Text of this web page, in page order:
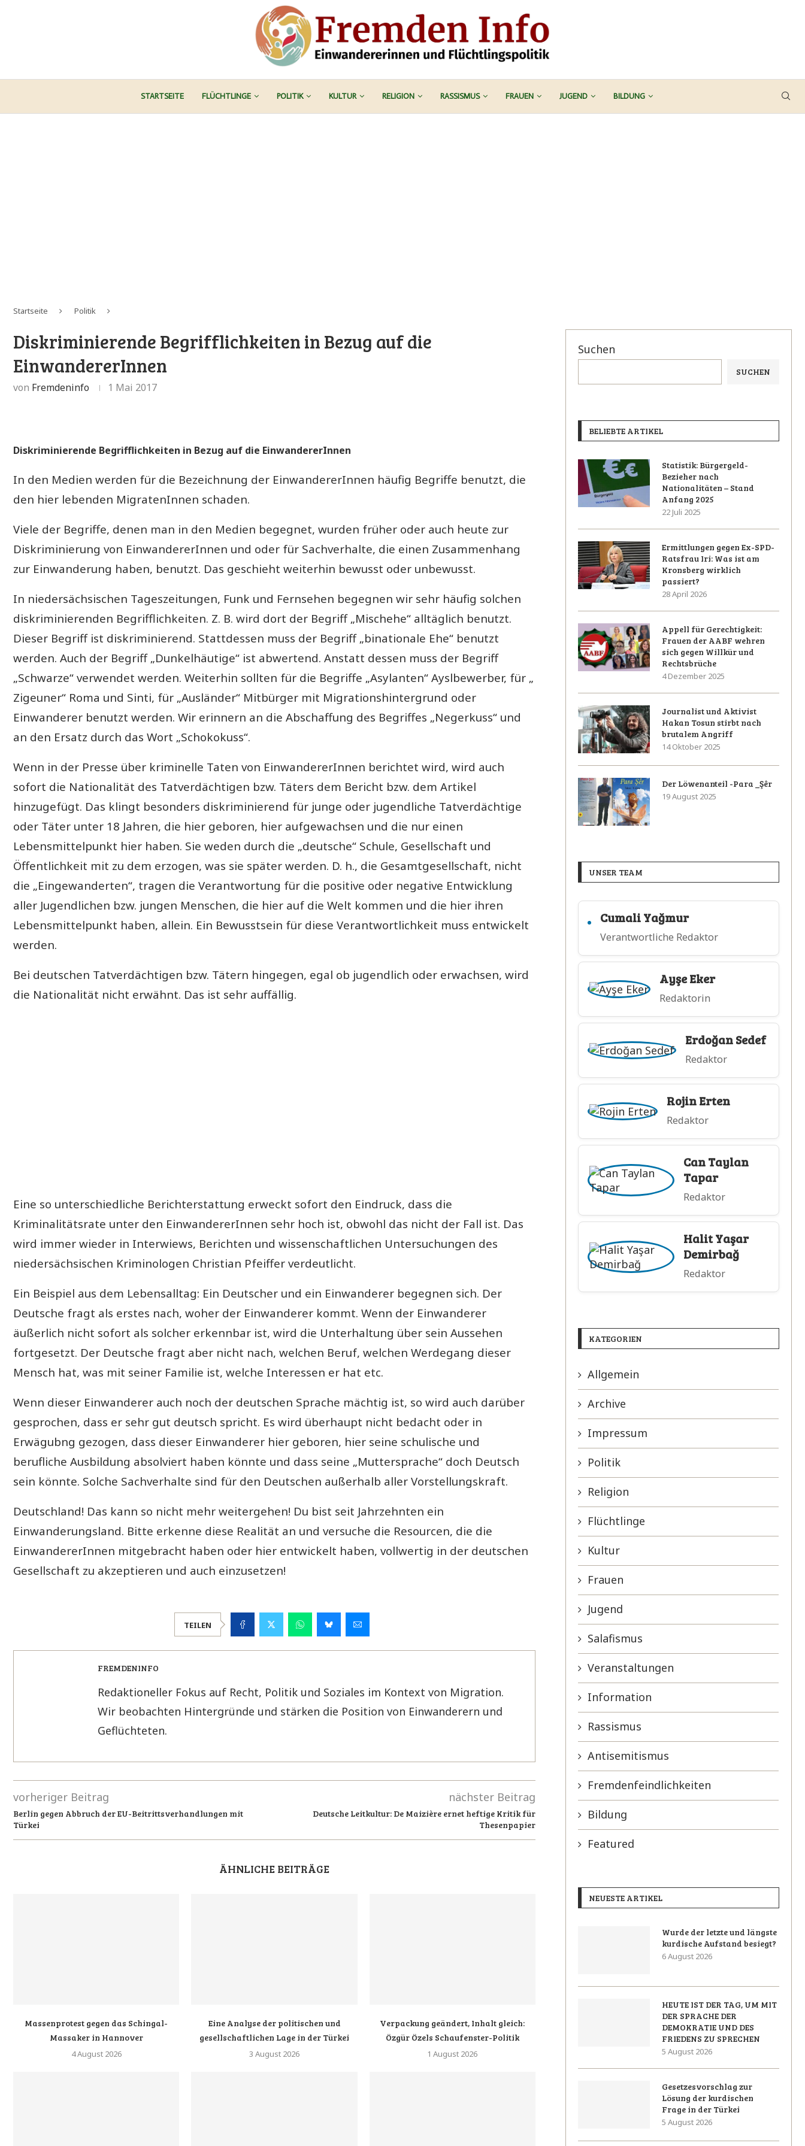
STARTSEITE FLÜCHTLINGE POLITIK KULTUR RELIGION RASSISMUS FRAUEN JUGEND BILDUNG
Startseite Politik
Diskriminierende Begrifflichkeiten in Bezug auf die
EinwandererInnen
von Fremdeninfo 1 Mai 2017
Diskriminierende Begrifflichkeiten in Bezug auf die EinwandererInnen
In den Medien werden für die Bezeichnung der EinwandererInnen häufig Begriffe benutzt, die
den hier lebenden MigratenInnen schaden.
Viele der Begriffe, denen man in den Medien begegnet, wurden früher oder auch heute zur
Diskriminierung von EinwandererInnen und oder für Sachverhalte, die einen Zusammenhang
zur Einwanderung haben, benutzt. Das geschieht weiterhin bewusst oder unbewusst.
In niedersächsischen Tageszeitungen, Funk und Fernsehen begegnen wir sehr häufig solchen
diskriminierenden Begrifflichkeiten. Z. B. wird dort der Begriff „Mischehe“ alltäglich benutzt.
Dieser Begriff ist diskriminierend. Stattdessen muss der Begriff „binationale Ehe“ benutzt
werden. Auch der Begriff „Dunkelhäutige“ ist abwertend. Anstatt dessen muss der Begriff
„Schwarze“ verwendet werden. Weiterhin sollten für die Begriffe „Asylanten“ Ayslbewerber, für „
Zigeuner“ Roma und Sinti, für „Ausländer“ Mitbürger mit Migrationshintergrund oder
Einwanderer benutzt werden. Wir erinnern an die Abschaffung des Begriffes „Negerkuss“ und
an den Ersatz durch das Wort „Schokokuss“.
Wenn in der Presse über kriminelle Taten von EinwandererInnen berichtet wird, wird auch
sofort die Nationalität des Tatverdächtigen bzw. Täters dem Bericht bzw. dem Artikel
hinzugefügt. Das klingt besonders diskriminierend für junge oder jugendliche Tatverdächtige
oder Täter unter 18 Jahren, die hier geboren, hier aufgewachsen und die nur einen
Lebensmittelpunkt hier haben. Sie weden durch die „deutsche“ Schule, Gesellschaft und
Öffentlichkeit mit zu dem erzogen, was sie später werden. D. h., die Gesamtgesellschaft, nicht
die „Eingewanderten“, tragen die Verantwortung für die positive oder negative Entwicklung
aller Jugendlichen bzw. jungen Menschen, die hier auf die Welt kommen und die hier ihren
Lebensmittelpunkt haben, allein. Ein Bewusstsein für diese Verantwortlichkeit muss entwickelt
werden.
Bei deutschen Tatverdächtigen bzw. Tätern hingegen, egal ob jugendlich oder erwachsen, wird
die Nationalität nicht erwähnt. Das ist sehr auffällig.
Eine so unterschiedliche Berichterstattung erweckt sofort den Eindruck, dass die
Kriminalitätsrate unter den EinwandererInnen sehr hoch ist, obwohl das nicht der Fall ist. Das
wird immer wieder in Interwiews, Berichten und wissenschaftlichen Untersuchungen des
niedersächsischen Kriminologen Christian Pfeiffer verdeutlicht.
Ein Beispiel aus dem Lebensalltag: Ein Deutscher und ein Einwanderer begegnen sich. Der
Deutsche fragt als erstes nach, woher der Einwanderer kommt. Wenn der Einwanderer
äußerlich nicht sofort als solcher erkennbar ist, wird die Unterhaltung über sein Aussehen
fortgesetzt. Der Deutsche fragt aber nicht nach, welchen Beruf, welchen Werdegang dieser
Mensch hat, was mit seiner Familie ist, welche Interessen er hat etc.
Wenn dieser Einwanderer auch noch der deutschen Sprache mächtig ist, so wird auch darüber
gesprochen, dass er sehr gut deutsch spricht. Es wird überhaupt nicht bedacht oder in
Erwägubng gezogen, dass dieser Einwanderer hier geboren, hier seine schulische und
berufliche Ausbildung absolviert haben könnte und dass seine „Muttersprache“ doch Deutsch
sein könnte. Solche Sachverhalte sind für den Deutschen außerhalb aller Vorstellungskraft.
Deutschland! Das kann so nicht mehr weitergehen! Du bist seit Jahrzehnten ein
Einwanderungsland. Bitte erkenne diese Realität an und versuche die Resourcen, die die
EinwandererInnen mitgebracht haben oder hier entwickelt haben, vollwertig in der deutschen
Gesellschaft zu akzeptieren und auch einzusetzen!
TEILEN
FREMDENINFO
Redaktioneller Fokus auf Recht, Politik und Soziales im Kontext von Migration.
Wir beobachten Hintergründe und stärken die Position von Einwanderern und
Geflüchteten.
vorheriger Beitrag
Berlin gegen Abbruch der EU-Beitrittsverhandlungen mit
Türkei
nächster Beitrag
Deutsche Leitkultur: De Maizière ernet heftige Kritik für
Thesenpapier
ÄHNLICHE BEITRÄGE
Massenprotest gegen das Schingal-
Massaker in Hannover
4 August 2026
Eine Analyse der politischen und
gesellschaftlichen Lage in der Türkei
3 August 2026
Verpackung geändert, Inhalt gleich:
Özgür Özels Schaufenster-Politik
1 August 2026
Suchen
SUCHEN
BELIEBTE ARTIKEL
Statistik: Bürgergeld-
Bezieher nach
Nationalitäten – Stand
Anfang 2025
22 Juli 2025
Ermittlungen gegen Ex-SPD-
Ratsfrau Iri: Was ist am
Kronsberg wirklich
passiert?
28 April 2026
Appell für Gerechtigkeit:
Frauen der AABF wehren
sich gegen Willkür und
Rechtsbrüche
4 Dezember 2025
Journalist und Aktivist
Hakan Tosun stirbt nach
brutalem Angriff
14 Oktober 2025
Der Löwenanteil -Para _Şêr
19 August 2025
UNSER TEAM
Cumali Yağmur
Verantwortliche Redaktor
Ayşe Eker
Redaktorin
Erdoğan Sedef
Redaktor
Rojin Erten
Redaktor
Can Taylan
Tapar
Redaktor
Halit Yaşar
Demirbağ
Redaktor
KATEGORIEN
Allgemein
Archive
Impressum
Politik
Religion
Flüchtlinge
Kultur
Frauen
Jugend
Salafismus
Veranstaltungen
Information
Rassismus
Antisemitismus
Fremdenfeindlichkeiten
Bildung
Featured
NEUESTE ARTIKEL
Wurde der letzte und längste
kurdische Aufstand besiegt?
6 August 2026
HEUTE IST DER TAG, UM MIT
DER SPRACHE DER
DEMOKRATIE UND DES
FRIEDENS ZU SPRECHEN
5 August 2026
Gesetzesvorschlag zur
Lösung der kurdischen
Frage in der Türkei
5 August 2026